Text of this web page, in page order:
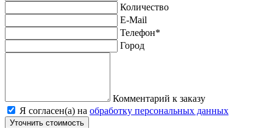
Количество
E-Mail
Телефон*
Город
Комментарий к заказу
Я согласен(а) на обработку персональных данных
Уточнить стоимость